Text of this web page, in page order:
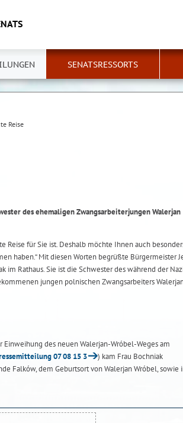
SENATSRESSORTS
Reise
des ehemaligen Zwangsarbeiterjungen Walerjan
Reise für Sie ist. Deshalb möchte Ihnen auch
haben.“ Mit diesen Worten begrüßte Bürgermeister
im Rathaus. Sie ist die Schwester des während der
jungen polnischen Zwangsarbeiters
Einweihung des neuen Walerjan-Wróbel-Weges am
07 08 15 3
) kam Frau Bochniak
Falków, dem Geburtsort von Walerjan Wróbel, sowie